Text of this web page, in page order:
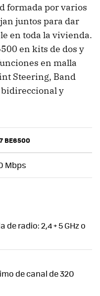
formada por varios
juntos para dar
en toda la vivienda.
en kits de dos y
en malla
Steering, Band
y
BE6500
Mbps
de radio: 2,4 + 5 GHz o
de canal de 320